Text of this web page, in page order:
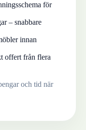
för
– snabbare
innan
offert från flera
och tid när